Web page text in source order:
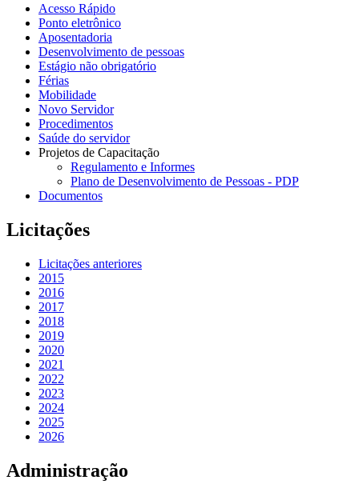
Acesso Rápido
Ponto eletrônico
Aposentadoria
Desenvolvimento de pessoas
Estágio não obrigatório
Férias
Mobilidade
Novo Servidor
Procedimentos
Saúde do servidor
Projetos de Capacitação
Regulamento e Informes
Plano de Desenvolvimento de Pessoas - PDP
Documentos
Licitações
Licitações anteriores
2015
2016
2017
2018
2019
2020
2021
2022
2023
2024
2025
2026
Administração